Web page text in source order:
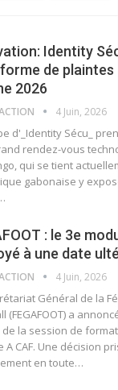
Identity
de plaintes
2026
4 Juin, 2026
d'_Identity Sécu_
rendez-vous
qui se tient
gabonaise y
: le 3e
à une date
4 Juin, 2026
Général de la
(FEGAFOOT) a
de la session de
A CAF. Une décision
en toute…